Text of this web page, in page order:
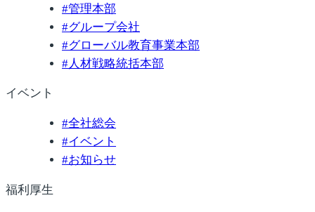
#管理本部
#グループ会社
#グローバル教育事業本部
# 人材戦略統括本部
イベント
#全社総会
#イベント
#お知らせ
福利厚生